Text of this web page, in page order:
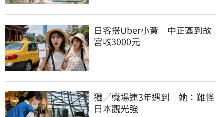
日客搭Uber小黃　中正區到故
宮收3000元
獨／機場連3年遇到　她：難怪
日本觀光強